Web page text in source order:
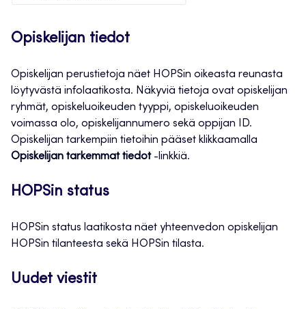
Opiskelijan tiedot
Opiskelijan perustietoja näet HOPSin oikeasta reunasta
löytyvästä infolaatikosta. Näkyviä tietoja ovat opiskelijan
ryhmät, opiskeluoikeuden tyyppi, opiskeluoikeuden
voimassa olo, opiskelijannumero sekä oppijan ID.
Opiskelijan tarkempiin tietoihin pääset klikkaamalla
Opiskelijan tarkemmat tiedot-linkkiä.
HOPSin status
HOPSin status laatikosta näet yhteenvedon opiskelijan
HOPSin tilanteesta sekä HOPSin tilasta.
Uudet viestit